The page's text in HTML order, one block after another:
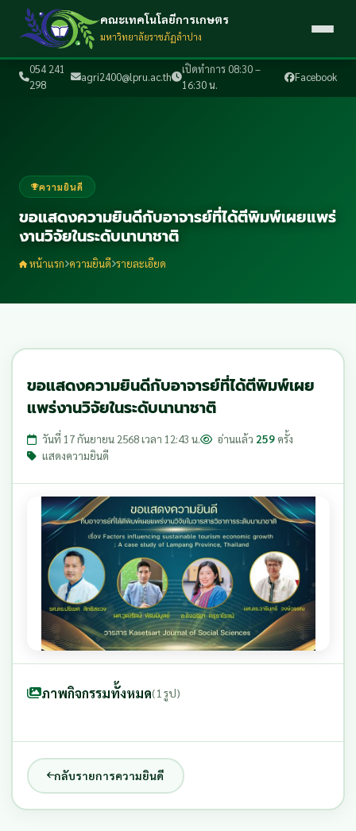
054 241
298
agri2400@lpru.ac.th
เปิดทำการ 08:30 –
16:30 น.
Facebook
คณะเทคโนโลยีการเกษตร
มหาวิทยาลัยราชภัฏลำปาง
ความยินดี
ขอแสดงความยินดีกับอาจารย์ที่ได้ตีพิมพ์เผยแพร่
งานวิจัยในระดับนานาชาติ
หน้าแรก ความยินดี รายละเอียด
ขอแสดงความยินดีกับอาจารย์ที่ได้ตีพิมพ์เผย
แพร่งานวิจัยในระดับนานาชาติ
วันที่ 17 กันยายน 2568 เวลา 12:43 น. อ่านแล้ว 259ครั้ง
แสดงความยินดี
ภาพกิจกรรมทั้งหมด(1 รูป)
กลับรายการความยินดี